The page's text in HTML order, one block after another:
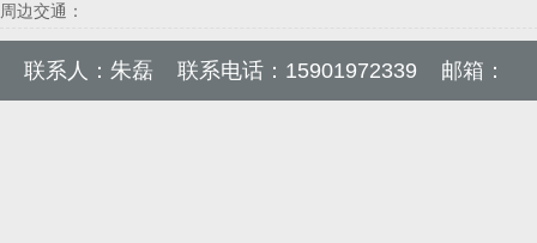
周边交通：
联系人：朱磊 联系电话：15901972339 邮箱：